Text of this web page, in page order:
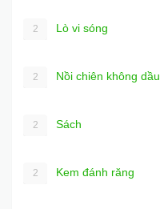
2 Lò vi sóng
2 Nồi chiên không dầu
2 Sách
2 Kem đánh răng